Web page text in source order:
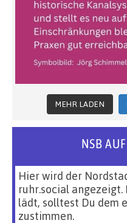
MEHR LADEN
NSB
Hier wird der
ruhr.social angezeigt.
lädt, solltest Du dem
zustimmen.